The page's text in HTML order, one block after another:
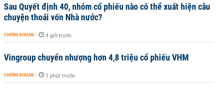
Sau Quyết định 40, nhóm cổ phiếu nào có thể xuất hiện câu
chuyện thoái vốn Nhà nước?
CHỨNG KHOÁN - 4 giờ trước
Vingroup chuyển nhượng hơn 4,8 triệu cổ phiếu VHM
CHỨNG KHOÁN - 1 phút trước